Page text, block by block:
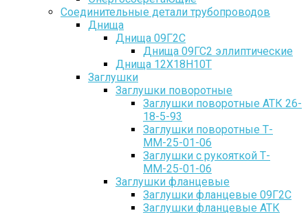
Соединительные детали трубопроводов
Днища
Днища 09Г2С
Днища 09ГС2 эллиптические
Днища 12Х18Н10Т
Заглушки
Заглушки поворотные
Заглушки поворотные АТК 26-
18-5-93
Заглушки поворотные Т-
ММ-25-01-06
Заглушки с рукояткой Т-
ММ-25-01-06
Заглушки фланцевые
Заглушки фланцевые 09Г2С
Заглушки фланцевые АТК